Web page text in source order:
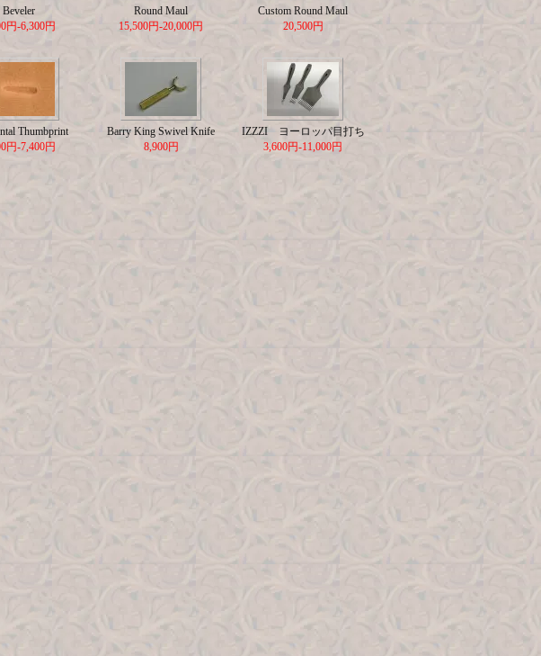
Beveler
円-6,300円
Round Maul
15,500円-20,000円
Custom Round Maul
20,500円
Thumbprint
円-7,400円
Barry King Swivel Knife
8,900円
IZZZI ヨーロッパ目打ち
3,600円-11,000円